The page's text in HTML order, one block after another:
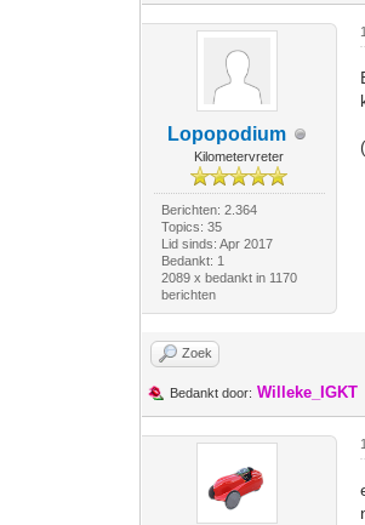
Lopopodium
Kilometervreter
Berichten: 2.364
Topics: 35
Lid sinds: Apr 2017
Bedankt: 1
2089 x bedankt in 1170
berichten
Zoek
Bedankt door: Willeke_IGKT